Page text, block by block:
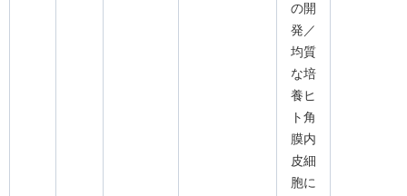
の開
発／
均質
な培
養ヒ
ト角
膜内
皮細
胞に